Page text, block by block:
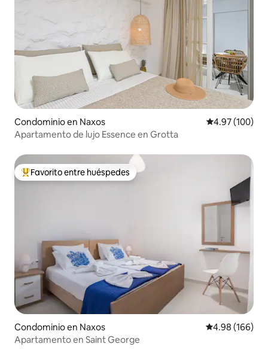
Condominio en Naxos Calificación
4.97 (100)
Apartamento de lujo Essence en Grotta
De los mejores en Favorito entre huéspedes
Favorito entre huéspedes
Condominio en Naxos Calificación
4.98 (166)
Apartamento en Saint George